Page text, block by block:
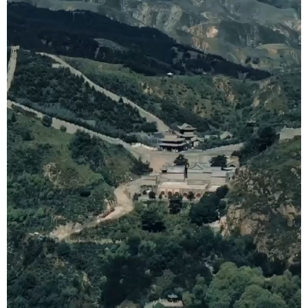
乡村振兴 银龄 溯源中国
城市 旅游 能源 会展
彩票 娱乐 时尚 悦读
公益 一带一路 亚太网 上市公司
文化产业
地方频道
北京 天津 河北 山西
辽宁 吉林 上海 江苏
浙江 安徽 福建 江西